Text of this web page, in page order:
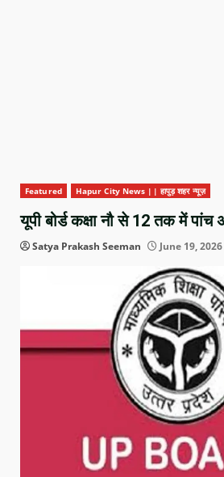
Featured Hapur City News || हापुड़ शहर न्यूज़
यूपी बोर्ड कक्षा नौ से 12 तक में
Satya Prakash Seeman June 19, 2026